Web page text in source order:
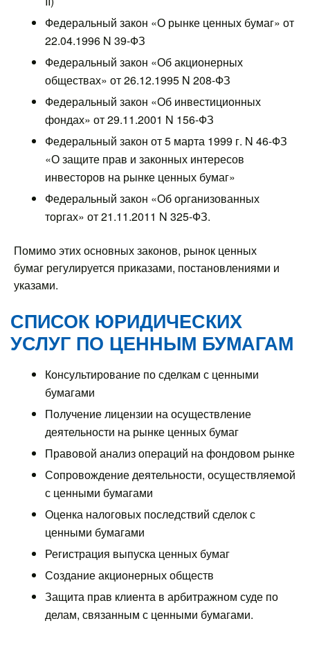
Федеральный закон «О рынке ценных бумаг» от
22.04.1996 N 39-ФЗ
Федеральный закон «Об акционерных
обществах» от 26.12.1995 N 208-ФЗ
Федеральный закон «Об инвестиционных
фондах» от 29.11.2001 N 156-ФЗ
Федеральный закон от 5 марта 1999 г. N 46-ФЗ
«О защите прав и законных интересов
инвесторов на рынке ценных бумаг»
Федеральный закон «Об организованных
торгах» от 21.11.2011 N 325-ФЗ.
Помимо этих основных законов, рынок ценных
бумаг регулируется приказами, постановлениями и
указами.
СПИСОК ЮРИДИЧЕСКИХ
УСЛУГ ПО ЦЕННЫМ БУМАГАМ
Консультирование по сделкам с ценными
бумагами
Получение лицензии на осуществление
деятельности на рынке ценных бумаг
Правовой анализ операций на фондовом рынке
Сопровождение деятельности, осуществляемой
с ценными бумагами
Оценка налоговых последствий сделок с
ценными бумагами
Регистрация выпуска ценных бумаг
Создание акционерных обществ
Защита прав клиента в арбитражном суде по
делам, связанным с ценными бумагами.